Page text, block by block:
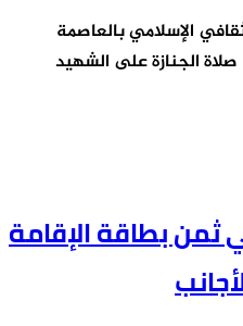
الإسلامي بالعاصمة
صلاة الجنازة على الشهيد
ثمن بطاقة الإقامة